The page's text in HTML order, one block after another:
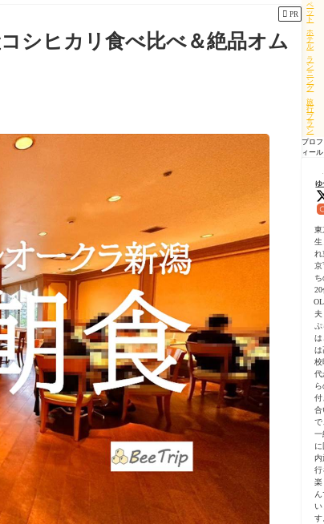
 PR
シヒカリ食べ比べ＆絶品オム
ペ
ッ
ト
ホ
テ
ル
ラ
ン
ニ
ン
グ
旅
行
プ
ラ
ン
プロフ
ィール
ゆ
東
生
れ
京
ち
OL
夫
ぷ
は
は
校
代
ら
付
合
で
一
に
内
行
楽
ん
い
す